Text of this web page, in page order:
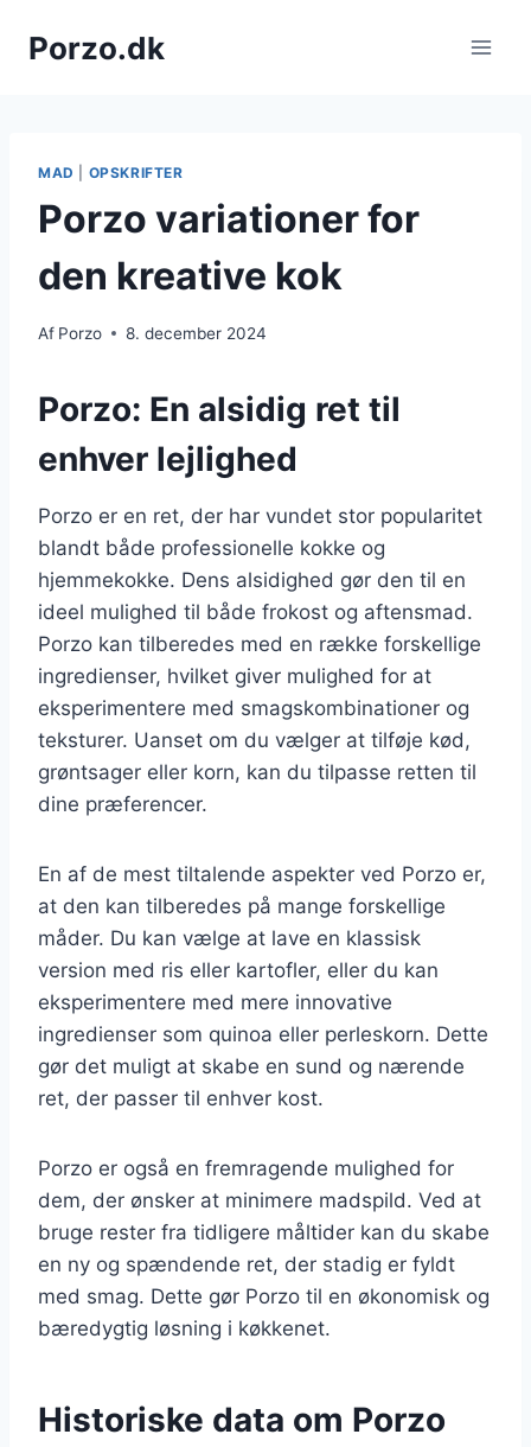
Porzo.dk
MAD OPSKRIFTER
Porzo variationer for
den kreative kok
Af Porzo 8. december 2024
Porzo: En alsidig ret til
enhver lejlighed
Porzo er en ret, der har vundet stor popularitet
blandt både professionelle kokke og
hjemmekokke. Dens alsidighed gør den til en
ideel mulighed til både frokost og aftensmad.
Porzo kan tilberedes med en række forskellige
ingredienser, hvilket giver mulighed for at
eksperimentere med smagskombinationer og
teksturer. Uanset om du vælger at tilføje kød,
grøntsager eller korn, kan du tilpasse retten til
dine præferencer.
En af de mest tiltalende aspekter ved Porzo er,
at den kan tilberedes på mange forskellige
måder. Du kan vælge at lave en klassisk
version med ris eller kartofler, eller du kan
eksperimentere med mere innovative
ingredienser som quinoa eller perleskorn. Dette
gør det muligt at skabe en sund og nærende
ret, der passer til enhver kost.
Porzo er også en fremragende mulighed for
dem, der ønsker at minimere madspild. Ved at
bruge rester fra tidligere måltider kan du skabe
en ny og spændende ret, der stadig er fyldt
med smag. Dette gør Porzo til en økonomisk og
bæredygtig løsning i køkkenet.
Historiske data om Porzo